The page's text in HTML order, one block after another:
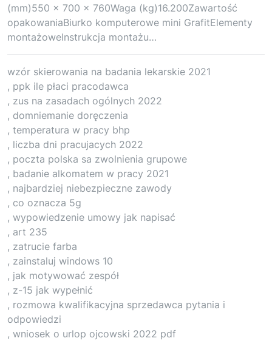
(mm)550 x 700 x 760Waga (kg)16.200Zawartość
opakowaniaBiurko komputerowe mini GrafitElementy
montażoweInstrukcja montażu…
wzór skierowania na badania lekarskie 2021
, ppk ile płaci pracodawca
, zus na zasadach ogólnych 2022
, domniemanie doręczenia
, temperatura w pracy bhp
, liczba dni pracujacych 2022
, poczta polska sa zwolnienia grupowe
, badanie alkomatem w pracy 2021
, najbardziej niebezpieczne zawody
, co oznacza 5g
, wypowiedzenie umowy jak napisać
, art 235
, zatrucie farba
, zainstaluj windows 10
, jak motywować zespół
, z-15 jak wypełnić
, rozmowa kwalifikacyjna sprzedawca pytania i
odpowiedzi
, wniosek o urlop ojcowski 2022 pdf